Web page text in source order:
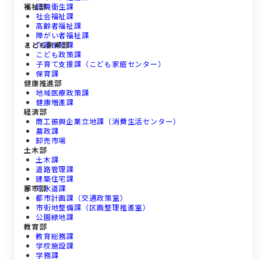
環境衛生課
福祉部
社会福祉課
高齢者福祉課
障がい者福祉課
介護保険課
こども未来部
こども政策課
子育て支援課（こども家庭センター）
保育課
健康推進部
地域医療政策課
健康増進課
経済部
商工振興企業立地課（消費生活センター）
農政課
卸売市場
土木部
土木課
道路管理課
建築住宅課
下水道課
都市部
都市計画課（交通政策室）
市街地整備課（区画整理推進室）
公園緑地課
教育部
教育総務課
学校施設課
学務課